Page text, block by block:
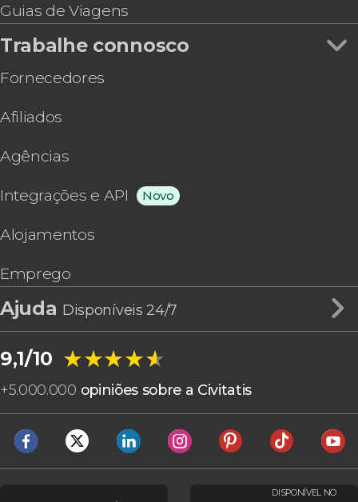
Guias de Viagens
Trabalhe connosco
Fornecedores
Afiliados
Agências
Integrações e API Novo
Alojamentos
Emprego
Ajuda Disponíveis 24/7
9,1/10 ★★★★★
★★★★★
+5.000.000 opiniões sobre a Civitatis
DISPONÍVEL NO